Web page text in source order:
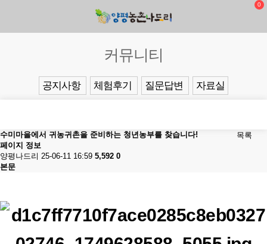
0
커뮤니티
공지사항 체험후기 질문답변 자료실
목록
수미마을에서 귀농귀촌을 준비하는 청년농부를 찾습니다!
페이지 정보
양평나드리 25-06-11 16:59 5,592 0
본문